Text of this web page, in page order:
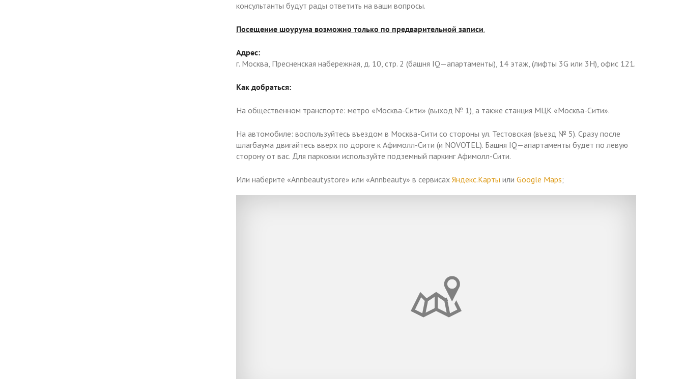
консультанты будут рады ответить на ваши вопросы.
Посещение шоурума возможно только по предварительной записи.
Адрес:
г. Москва, Пресненская набережная, д. 10, стр. 2 (башня IQ—апартаменты), 14 этаж, (лифты 3G или 3H), офис 121.
Как добраться:
На общественном транспорте: метро «Москва-Сити» (выход № 1), а также станция МЦК «Москва-Сити».
На автомобиле: воспользуйтесь въездом в Москва-Сити со стороны ул. Тестовская (въезд № 5). Сразу после
шлагбаума двигайтесь вверх по дороге к Афимолл-Сити (и NOVOTEL). Башня IQ—апартаменты будет по левую
сторону от вас. Для парковки используйте подземный паркинг Афимолл-Сити.
Или наберите «Annbeautystore» или «Annbeauty» в сервисах Яндекс.Карты или Google Maps;